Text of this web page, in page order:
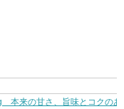
本来の甘さ、旨味とコクの